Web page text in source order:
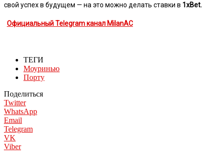
свой успех в будущем — на это можно делать ставки в 1xBet.
Официальный Telegram канал MilanAC
ТЕГИ
Моуринью
Порту
Поделиться
Twitter
WhatsApp
Email
Telegram
VK
Viber